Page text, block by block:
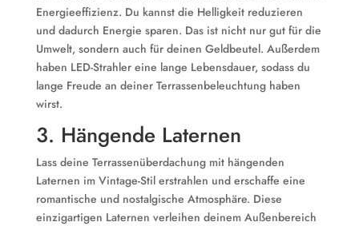
Energieeffizienz. Du kannst die Helligkeit reduzieren
und dadurch Energie sparen. Das ist nicht nur gut für die
Umwelt, sondern auch für deinen Geldbeutel. Außerdem
haben LED-Strahler eine lange Lebensdauer, sodass du
lange Freude an deiner Terrassenbeleuchtung haben
wirst.
3. Hängende Laternen
Lass deine Terrassenüberdachung mit hängenden
Laternen im Vintage-Stil erstrahlen und erschaffe eine
romantische und nostalgische Atmosphäre. Diese
einzigartigen Laternen verleihen deinem Außenbereich